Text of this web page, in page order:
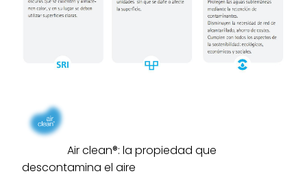
Air clean®: la propiedad que
descontamina el aire